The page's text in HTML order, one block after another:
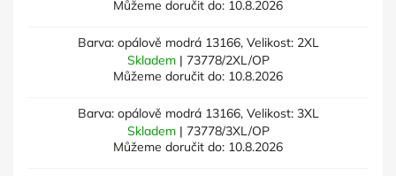
Můžeme doručit do: 10.8.2026
Barva: opálově modrá 13166, Velikost: 2XL
Skladem | 73778/2XL/OP
Můžeme doručit do: 10.8.2026
Barva: opálově modrá 13166, Velikost: 3XL
Skladem | 73778/3XL/OP
Můžeme doručit do: 10.8.2026